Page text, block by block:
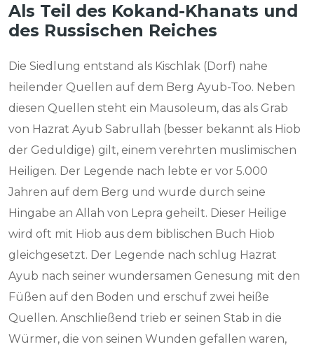
Als Teil des Kokand-Khanats und
des Russischen Reiches
Die Siedlung entstand als Kischlak (Dorf) nahe
heilender Quellen auf dem Berg Ayub-Too. Neben
diesen Quellen steht ein Mausoleum, das als Grab
von Hazrat Ayub Sabrullah (besser bekannt als Hiob
der Geduldige) gilt, einem verehrten muslimischen
Heiligen. Der Legende nach lebte er vor 5.000
Jahren auf dem Berg und wurde durch seine
Hingabe an Allah von Lepra geheilt. Dieser Heilige
wird oft mit Hiob aus dem biblischen Buch Hiob
gleichgesetzt. Der Legende nach schlug Hazrat
Ayub nach seiner wundersamen Genesung mit den
Füßen auf den Boden und erschuf zwei heiße
Quellen. Anschließend trieb er seinen Stab in die
Würmer, die von seinen Wunden gefallen waren,